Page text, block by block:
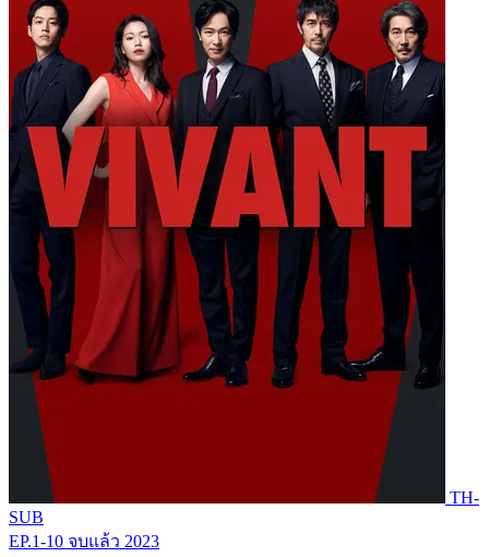
TH-
SUB
EP.1-10 จบแล้ว 2023